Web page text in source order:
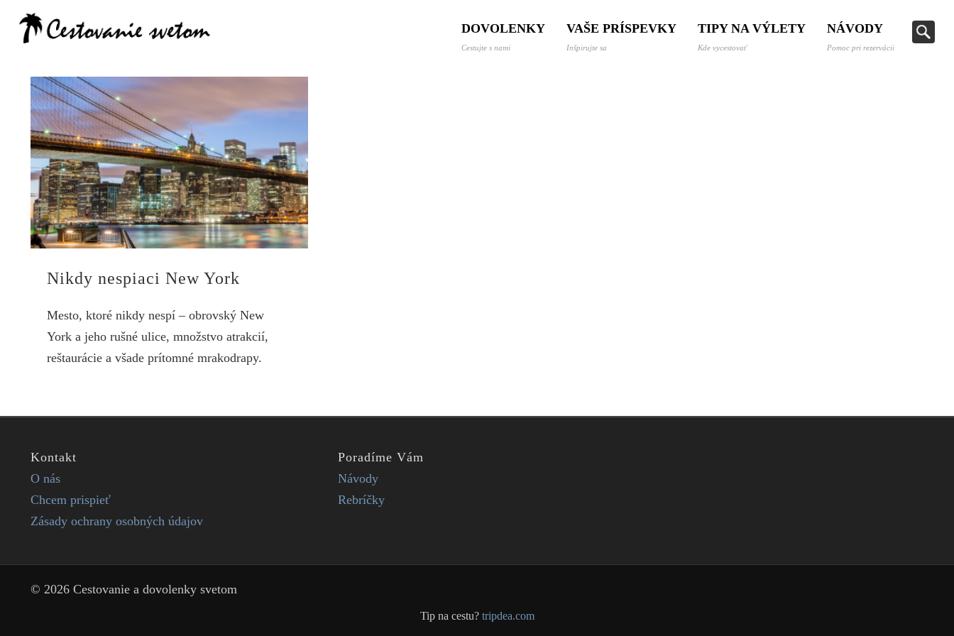
DOVOLENKY
Cestujte s nami
VAŠE PRÍSPEVKY
Inšpirujte sa
TIPY NA VÝLETY
Kde vycestovať
NÁVODY
Pomoc pri rezervácii
Nikdy nespiaci New York
Mesto, ktoré nikdy nespí – obrovský New
York a jeho rušné ulice, množstvo atrakcií,
reštaurácie a všade prítomné mrakodrapy.
Kontakt
O nás
Chcem prispieť
Zásady ochrany osobných údajov
Poradíme Vám
Návody
Rebríčky
© 2026 Cestovanie a dovolenky svetom
Tip na cestu? tripdea.com